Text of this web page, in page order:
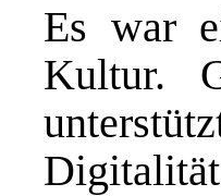
Es war
Kultur.